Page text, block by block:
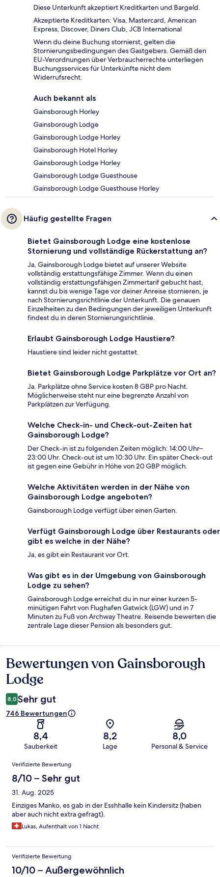
Diese Unterkunft akzeptiert Kreditkarten und Bargeld.
Akzeptierte Kreditkarten: Visa, Mastercard, American
Express, Discover, Diners Club, JCB International
Wenn du deine Buchung stornierst, gelten die
Stornierungsbedingungen des Gastgebers. Gemäß den
EU-Verordnungen über Verbraucherrechte unterliegen
Buchungsservices für Unterkünfte nicht dem
Widerrufsrecht.
Auch bekannt als
Gainsborough Horley
Gainsborough Lodge
Gainsborough Lodge Horley
Gainsborough Hotel Horley
Gainsborough Lodge Horley
Gainsborough Lodge Guesthouse
Gainsborough Lodge Guesthouse Horley
Häufig gestellte Fragen
Bietet Gainsborough Lodge eine kostenlose
Stornierung und vollständige Rückerstattung an?
Ja, Gainsborough Lodge bietet auf unserer Website
vollständig erstattungsfähige Zimmer. Wenn du einen
vollständig erstattungsfähigen Zimmertarif gebucht hast,
kannst du bis wenige Tage vor deiner Anreise stornieren, je
nach Stornierungsrichtlinie der Unterkunft. Die genauen
Einzelheiten zu den Bedingungen der jeweiligen Unterkunft
findest du in deren Stornierungsrichtlinie.
Erlaubt Gainsborough Lodge Haustiere?
Haustiere sind leider nicht gestattet.
Bietet Gainsborough Lodge Parkplätze vor Ort an?
Ja. Parkplätze ohne Service kosten 8 GBP pro Nacht.
Möglicherweise steht nur eine begrenzte Anzahl von
Parkplätzen zur Verfügung.
Welche Check-in- und Check-out-Zeiten hat
Gainsborough Lodge?
Der Check-in ist zu folgenden Zeiten möglich: 14:00 Uhr–
23:00 Uhr. Check-out ist um 10:30 Uhr. Ein später Check-out
ist gegen eine Gebühr in Höhe von 20 GBP möglich.
Welche Aktivitäten werden in der Nähe von
Gainsborough Lodge angeboten?
Gainsborough Lodge verfügt über einen Garten.
Verfügt Gainsborough Lodge über Restaurants oder
gibt es welche in der Nähe?
Ja, es gibt ein Restaurant vor Ort.
Was gibt es in der Umgebung von Gainsborough
Lodge zu sehen?
Gainsborough Lodge erreichst du in nur einer kurzen 5-
minütigen Fahrt von Flughafen Gatwick (LGW) und in 7
Minuten zu Fuß von Archway Theatre. Reisende bewerten die
zentrale Lage dieser Pension als besonders gut.
Bewertungen
Bewertungen von Gainsborough
Lodge
8,0 Sehr gut
746 Bewertungen
8,4
Sauberkeit
8,2
Lage
8,0
Personal & Service
Bewertungen
Verifizierte Bewertung
8/10 – Sehr gut
31. Aug. 2025
Einziges Manko, es gab in der Esshhalle kein Kindersitz (haben
aber auch nicht extra gefragt).
Lukas, Aufenthalt von 1 Nacht
Verifizierte Bewertung
10/10 – Außergewöhnlich